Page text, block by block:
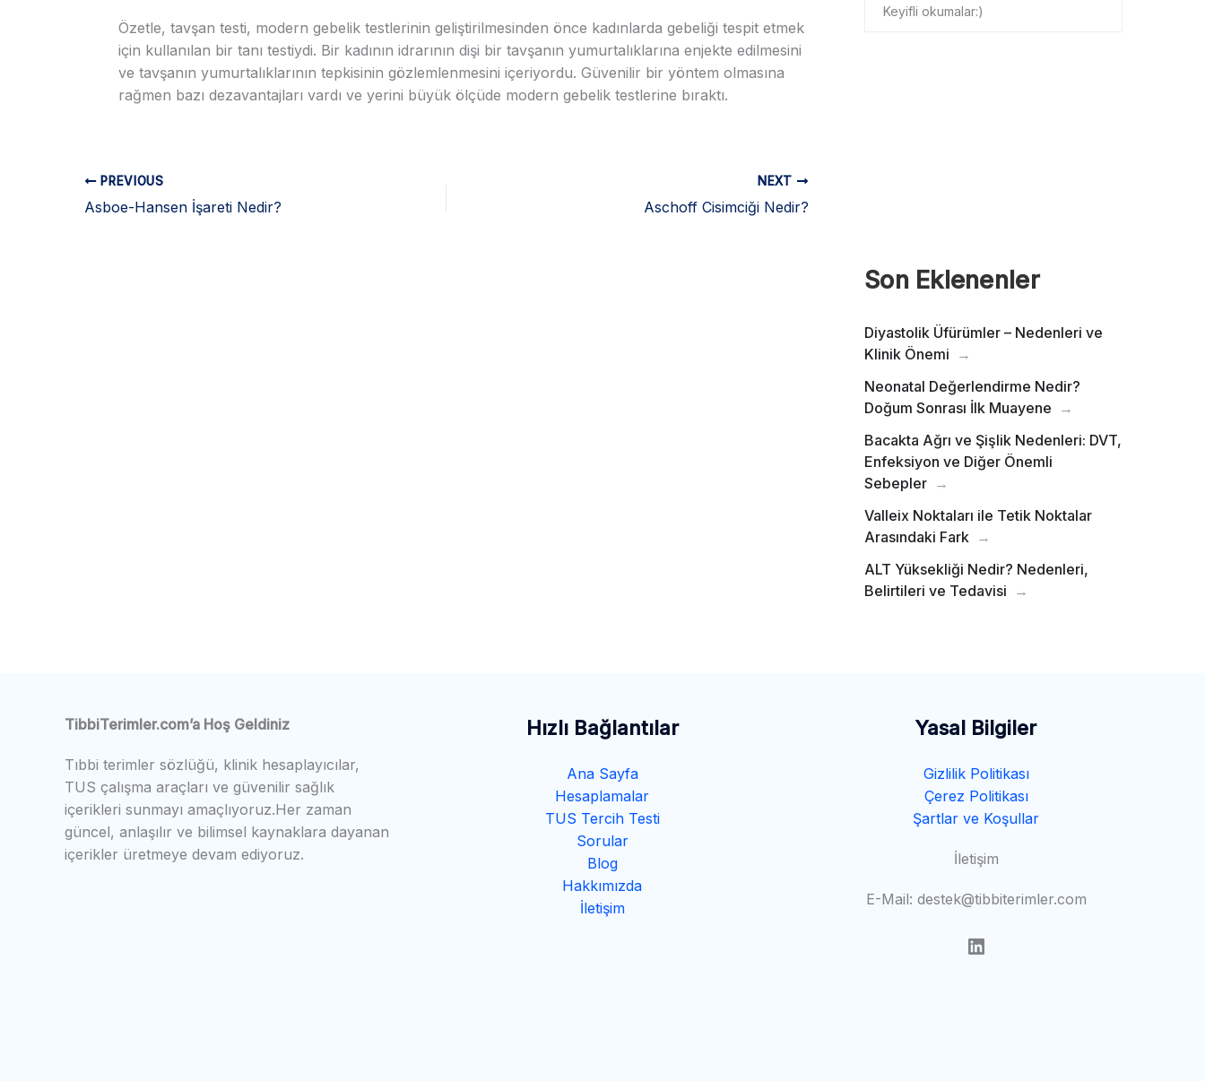
Özetle, tavşan testi, modern gebelik testlerinin geliştirilmesinden önce kadınlarda gebeliği tespit etmek
için kullanılan bir tanı testiydi. Bir kadının idrarının dişi bir tavşanın yumurtalıklarına enjekte edilmesini
ve tavşanın yumurtalıklarının tepkisinin gözlemlenmesini içeriyordu. Güvenilir bir yöntem olmasına
rağmen bazı dezavantajları vardı ve yerini büyük ölçüde modern gebelik testlerine bıraktı.
PREVIOUS
Asboe-Hansen İşareti Nedir?
NEXT
Aschoff Cisimciği Nedir?
Keyifli okumalar:)
Son Eklenenler
Diyastolik Üfürümler – Nedenleri ve
Klinik Önemi
Neonatal Değerlendirme Nedir?
Doğum Sonrası İlk Muayene
Bacakta Ağrı ve Şişlik Nedenleri: DVT,
Enfeksiyon ve Diğer Önemli
Sebepler
Valleix Noktaları ile Tetik Noktalar
Arasındaki Fark
ALT Yüksekliği Nedir? Nedenleri,
Belirtileri ve Tedavisi
TibbiTerimler.com’a Hoş Geldiniz
Tıbbi terimler sözlüğü, klinik hesaplayıcılar,
TUS çalışma araçları ve güvenilir sağlık
içerikleri sunmayı amaçlıyoruz.Her zaman
güncel, anlaşılır ve bilimsel kaynaklara dayanan
içerikler üretmeye devam ediyoruz.
Hızlı Bağlantılar
Ana Sayfa
Hesaplamalar
TUS Tercih Testi
Sorular
Blog
Hakkımızda
İletişim
Yasal Bilgiler
Gizlilik Politikası
Çerez Politikası
Şartlar ve Koşullar
İletişim
E-Mail: destek@tibbiterimler.com
LinkedIn